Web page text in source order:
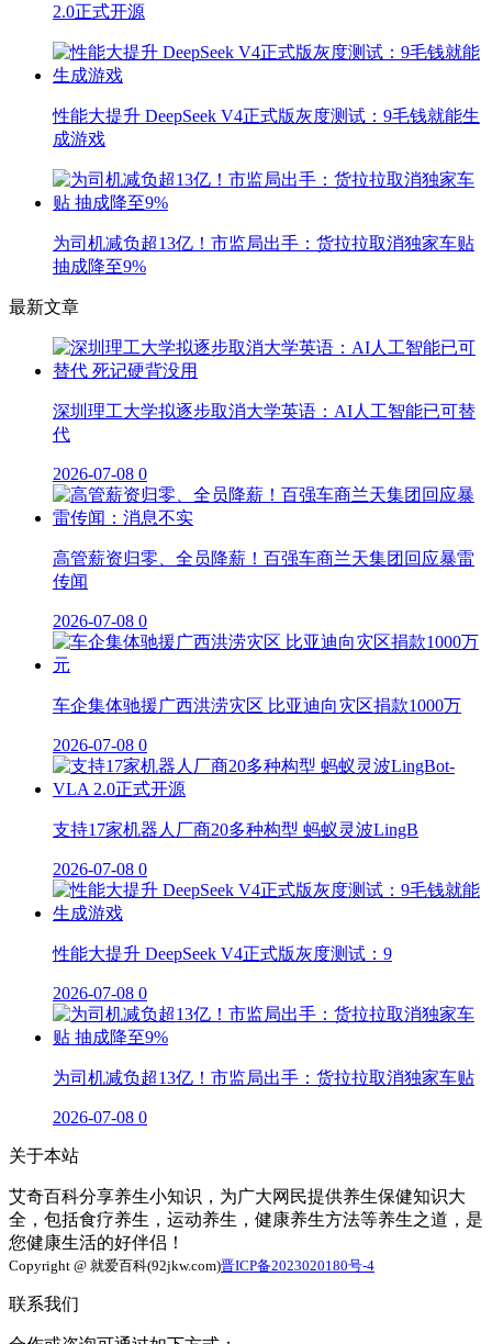
2.0正式开源
性能大提升 DeepSeek V4正式版灰度测试：9毛钱就能生
成游戏
为司机减负超13亿！市监局出手：货拉拉取消独家车贴
抽成降至9%
最新文章
深圳理工大学拟逐步取消大学英语：AI人工智能已可替
代
2026-07-08 0
高管薪资归零、全员降薪！百强车商兰天集团回应暴雷
传闻
2026-07-08 0
车企集体驰援广西洪涝灾区 比亚迪向灾区捐款1000万
2026-07-08 0
支持17家机器人厂商20多种构型 蚂蚁灵波LingB
2026-07-08 0
性能大提升 DeepSeek V4正式版灰度测试：9
2026-07-08 0
为司机减负超13亿！市监局出手：货拉拉取消独家车贴
2026-07-08 0
关于本站
艾奇百科分享养生小知识，为广大网民提供养生保健知识大
全，包括食疗养生，运动养生，健康养生方法等养生之道，是
您健康生活的好伴侣！
Copyright @ 就爱百科(92jkw.com)晋ICP备2023020180号-4
联系我们